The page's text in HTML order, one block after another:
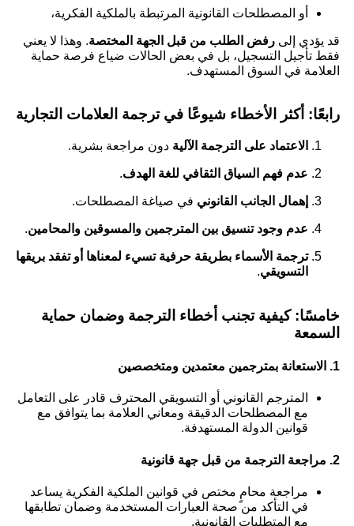
أو المصطلحات القانونية المرتبطة بالملكية الفكرية،
قد يؤدي إلى رفض الطلب من قبل الجهة المختصة. وهذا لا يعني
فقط تأجيل التسجيل، بل في بعض الحالات ضياع فرصة حماية
العلامة في السوق المستهدف.
رابعًا: أكثر الأخطاء شيوعًا في ترجمة العلامات التجارية
الاعتماد على الترجمة الآلية دون مراجعة بشرية.
عدم فهم السياق الثقافي للغة الهدف.
إهمال الجانب القانوني في صياغة المصطلحات.
عدم وجود تنسيق بين المترجمين والمسوقين والمحامين.
ترجمة الأسماء بطريقة حرفية تسيء لمعناها أو تفقد بريقها
التسويقي.
خامسًا: كيفية تجنب أخطاء الترجمة وضمان حماية
السمعة
1. الاستعانة بمترجمين معتمدين ومتخصصين
المترجم القانوني أو التسويقي المحترف قادر على التعامل
مع المصطلحات الدقيقة ومعاني العلامة بما يتوافق مع
قوانين الدولة المستهدفة.
2. مراجعة الترجمة من قبل جهة قانونية
مراجعة محامٍ مختص في قوانين الملكية الفكرية يساعد
في التأكد من صحة العبارات المستخدمة وضمان تطابقها
مع المتطلبات القانونية.